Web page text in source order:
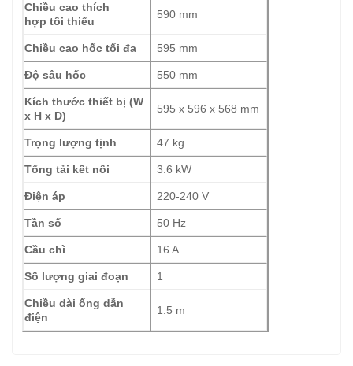
Chiều cao thích
hợp tối thiểu
590 mm
Chiều cao hốc tối đa 595 mm
Độ sâu hốc 550 mm
Kích thước thiết bị (W
x H x D)
595 x 596 x 568 mm
Trọng lượng tịnh 47 kg
Tổng tải kết nối 3.6 kW
Điện áp 220-240 V
Tần số 50 Hz
Cầu chì 16 A
Số lượng giai đoạn 1
Chiều dài ống dẫn
điện
1.5 m